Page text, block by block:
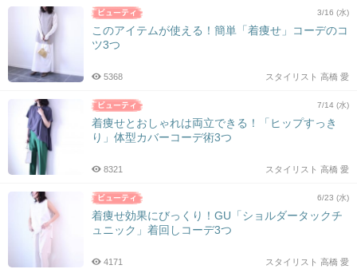
3/16 (水)
このアイテムが使える！簡単「着痩せ」コーデのコ
ツ3つ
スタイリスト 高橋 愛
5368
7/14 (水)
着痩せとおしゃれは両立できる！「ヒップすっき
り」体型カバーコーデ術3つ
スタイリスト 高橋 愛
8321
6/23 (水)
着痩せ効果にびっくり！GU「ショルダータックチ
ュニック」着回しコーデ3つ
スタイリスト 高橋 愛
4171